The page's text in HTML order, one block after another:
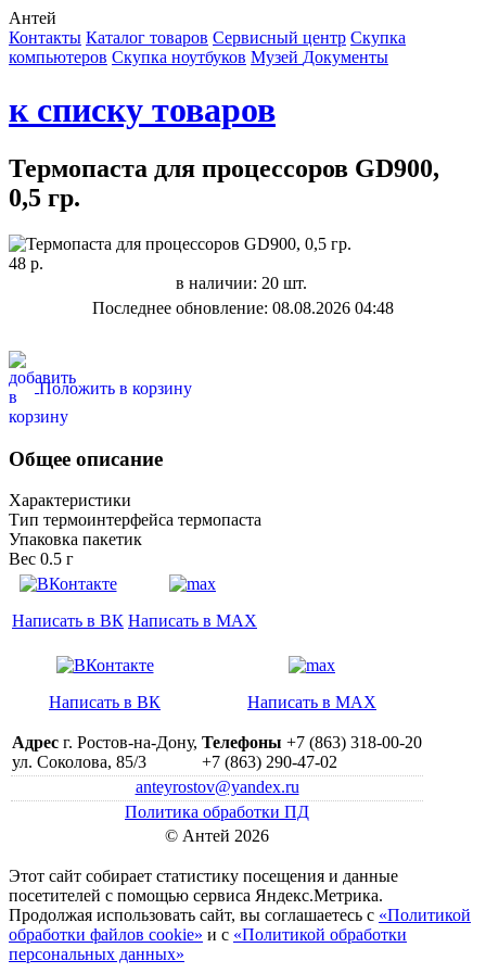
Антей
Контакты Каталог товаров Сервисный центр Cкупка
компьютеров Cкупка ноутбуков Музей Документы
к списку товаров
Термопаста для процессоров GD900,
0,5 гр.
48 р.
в наличии: 20 шт.
Последнее обновление: 08.08.2026 04:48
Положить в корзину
Общее описание
Характеристики
Тип термоинтерфейса термопаста
Упаковка пакетик
Вес 0.5 г
Написать в ВК Написать в MAX
Написать в ВК Написать в MAX
Адрес г. Ростов-на-Дону,
ул. Соколова, 85/3
Телефоны +7 (863) 318-00-20
+7 (863) 290-47-02
anteyrostov@yandex.ru
Политика обработки ПД
© Антей 2026
Этот сайт собирает статистику посещения и данные
посетителей c помощью сервиса Яндекс.Метрика.
Продолжая использовать сайт, вы соглашаетесь с «Политикой
обработки файлов cookie» и с «Политикой обработки
персональных данных»